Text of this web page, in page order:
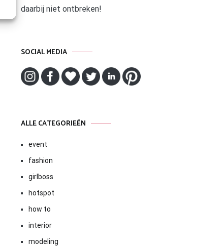
daarbij niet ontbreken!
SOCIAL MEDIA
ALLE CATEGORIEËN
event
fashion
girlboss
hotspot
how to
interior
modeling